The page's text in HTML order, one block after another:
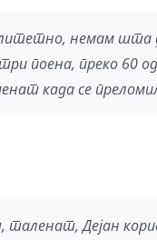
немам шта
поена, преко 60
када се
Дејан